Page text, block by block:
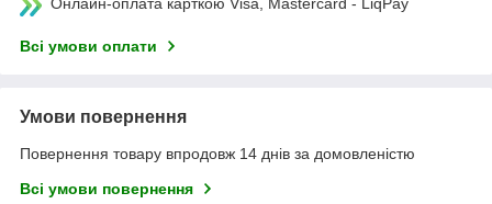
Онлайн-оплата карткою Visa, Mastercard - LiqPay
Всі умови оплати
Умови повернення
Повернення товару впродовж 14 днів за домовленістю
Всі умови повернення